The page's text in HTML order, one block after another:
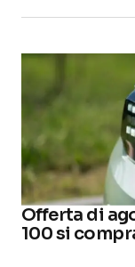
Offerta di
100 si